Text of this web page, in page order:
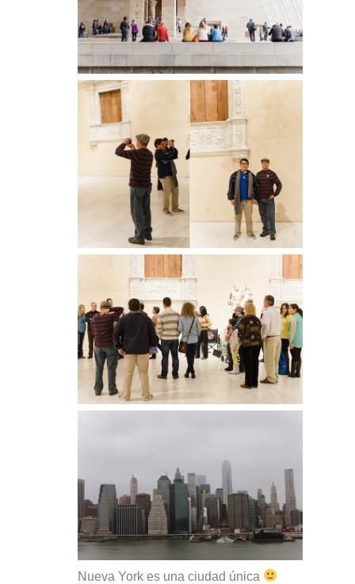
Nueva York es una ciudad única